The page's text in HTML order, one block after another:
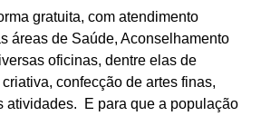
gratuita, com atendimento
áreas de Saúde, Aconselhamento
oficinas, dentre elas de
confecção de artes finas,
atividades. E para que a população